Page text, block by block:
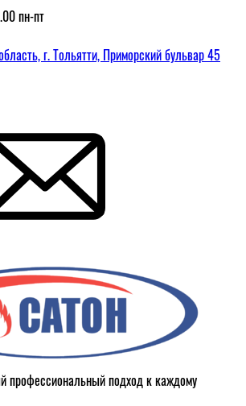
пн-пт
г. Тольятти, Приморский бульвар 45
подход к каждому